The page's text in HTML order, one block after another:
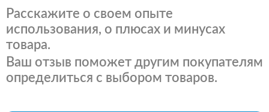
Расскажите о своем опыте
использования, о плюсах и минусах
товара.
Ваш отзыв поможет другим покупателям
определиться с выбором товаров.